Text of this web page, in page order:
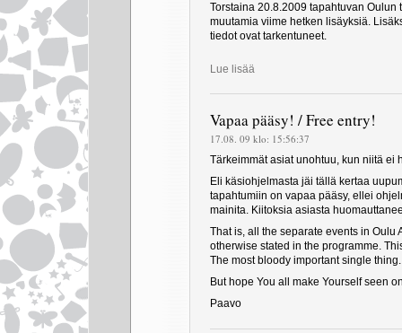
Torstaina 20.8.2009 tapahtuvan
muutamia viime hetken lisäyksiä.
tiedot ovat tarkentuneet.
Lue lisää
Vapaa pääsy! / Free entry!
17.08. 09 klo: 15:56:37
Tärkeimmät asiat unohtuu, kun niitä ei
Eli käsiohjelmasta jäi tällä kertaa
tapahtumiin on vapaa pääsy, ellei
mainita. Kiitoksia asiasta
That is, all the separate events in Oulu
otherwise stated in the programme.
The most bloody important single thing.
But hope You all make Yourself seen
Paavo